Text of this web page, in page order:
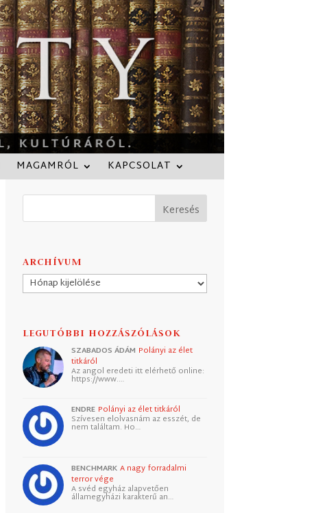
MAGAMRÓL KAPCSOLAT
ARCHÍVUM
Archívum
LEGUTÓBBI HOZZÁSZÓLÁSOK
SZABADOS ÁDÁM Polányi az élet
titkáról
Az angol eredeti itt elérhető online:
https://www.…
ENDRE Polányi az élet titkáról
Szívesen elolvasnám az esszét, de
nem találtam. Ho…
BENCHMARK A nagy forradalmi
terror vége
A svéd egyház alapvetően
államegyházi karakterű an…